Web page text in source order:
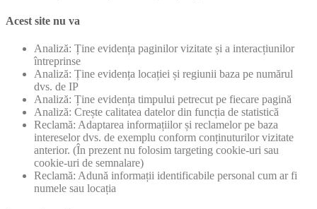
Acest site nu va
Analiză: Ține evidența paginilor vizitate și a interacțiunilor
întreprinse
Analiză: Ține evidența locației și regiunii baza pe numărul
dvs. de IP
Analiză: Ține evidența timpului petrecut pe fiecare pagină
Analiză: Crește calitatea datelor din funcția de statistică
Reclamă: Adaptarea informațiilor și reclamelor pe baza
intereselor dvs. de exemplu conform conținuturilor vizitate
anterior. (În prezent nu folosim targeting cookie-uri sau
cookie-uri de semnalare)
Reclamă: Adună informații identificabile personal cum ar fi
numele sau locația